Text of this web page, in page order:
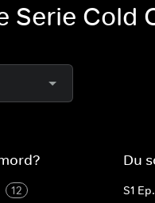
Serie Cold
12
Du
S1